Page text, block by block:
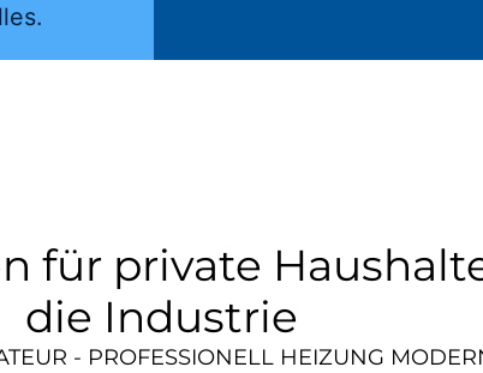
für private
die Industrie
- PROFESSIONELL HEIZUNG